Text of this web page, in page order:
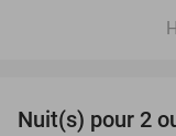
Nuit(s) pour 2